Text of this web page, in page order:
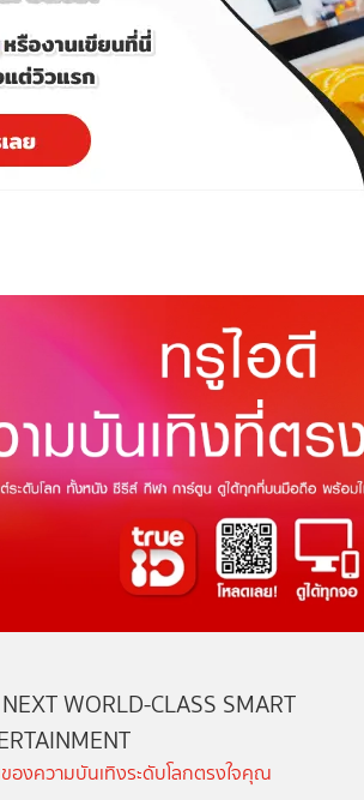
WORLD-CLASS SMART
องความบันเทิงระดับโลกตรงใจคุณ